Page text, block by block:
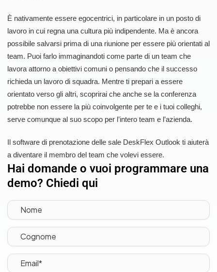
È nativamente essere egocentrici, in particolare in un posto di
lavoro in cui regna una cultura più indipendente. Ma è ancora
possibile salvarsi prima di una riunione per essere più orientati al
team. Puoi farlo immaginandoti come parte di un team che
lavora attorno a obiettivi comuni o pensando che il successo
richieda un lavoro di squadra. Mentre ti prepari a essere
orientato verso gli altri, scoprirai che anche se la conferenza
potrebbe non essere la più coinvolgente per te e i tuoi colleghi,
serve comunque al suo scopo per l’intero team e l’azienda.
Il software di prenotazione delle sale DeskFlex Outlook ti aiuterà
a diventare il membro del team che volevi essere.
Hai domande o vuoi programmare una
demo? Chiedi qui